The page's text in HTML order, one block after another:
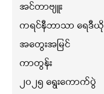
အင်တာဗျူး
ကရင်နီဘာသာ ရေဒီယို
အတွေးအမြင်
ကာတွန်း
၂၀၂၅ ရွေးကောက်ပွဲ